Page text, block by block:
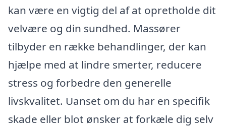
kan være en vigtig del af at opretholde dit
velvære og din sundhed. Massører
tilbyder en række behandlinger, der kan
hjælpe med at lindre smerter, reducere
stress og forbedre den generelle
livskvalitet. Uanset om du har en specifik
skade eller blot ønsker at forkæle dig selv